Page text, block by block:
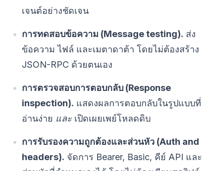
เจนต์อย่างชัดเจน
การทดสอบข้อความ (Message testing). ส่ง
ข้อความ ไฟล์ และเมตาดาต้า โดยไม่ต้องสร้าง
JSON-RPC ด้วยตนเอง
การตรวจสอบการตอบกลับ (Response
inspection). แสดงผลการตอบกลับในรูปแบบที่
อ่านง่าย และ เปิดเผยเพย์โหลดดิบ
การรับรองความถูกต้องและส่วนหัว (Auth and
headers). จัดการ Bearer, Basic, คีย์ API และ